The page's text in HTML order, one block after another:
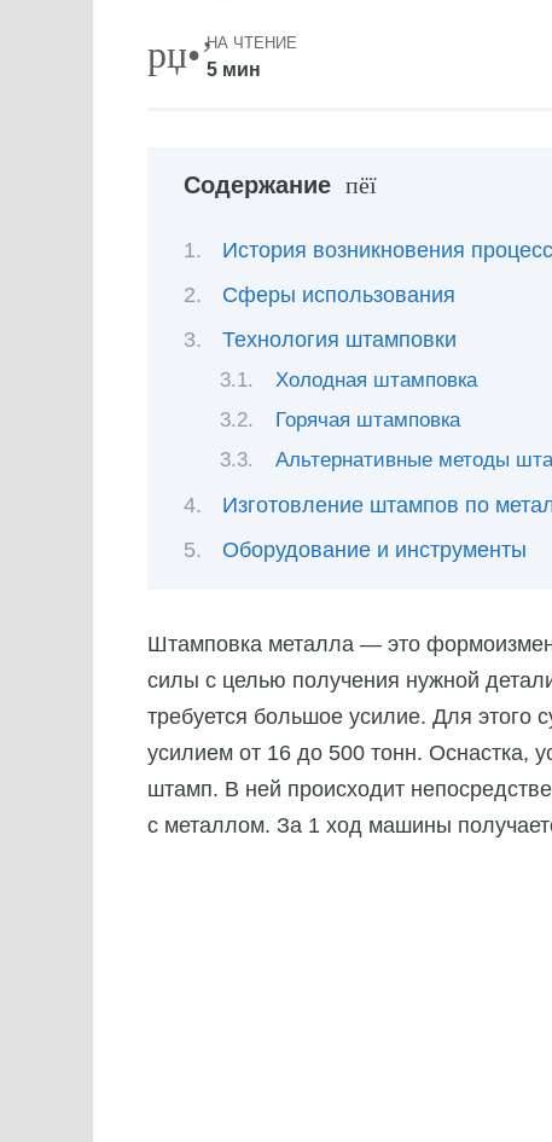
НА ЧТЕНИЕ
5 мин
Содержание
История возникновения
Сферы использования
Технология штамповки
Холодная штамповка
Горячая штамповка
Альтернативные методы
Изготовление штампов по
Оборудование и инструменты
Штамповка металла — это
силы с целью получения нужной
требуется большое усилие. Для этого
усилием от 16 до 500 тонн. Оснастка,
штамп. В ней происходит
с металлом. За 1 ход машины